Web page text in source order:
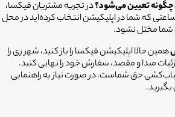
تعیین می‌شود؟در تجربه مشتریان فیکسا،
که شما در اپلیکیشن انتخاب کرده‌اید در محل
شما مختل نشود.
همین حالا اپلیکیشن فیکسا را باز کنید، شهر ری را
مبدا و مقصد، سفارش خود را نهایی کنید.
حق شماست. در صورت نیاز به راهنمایی